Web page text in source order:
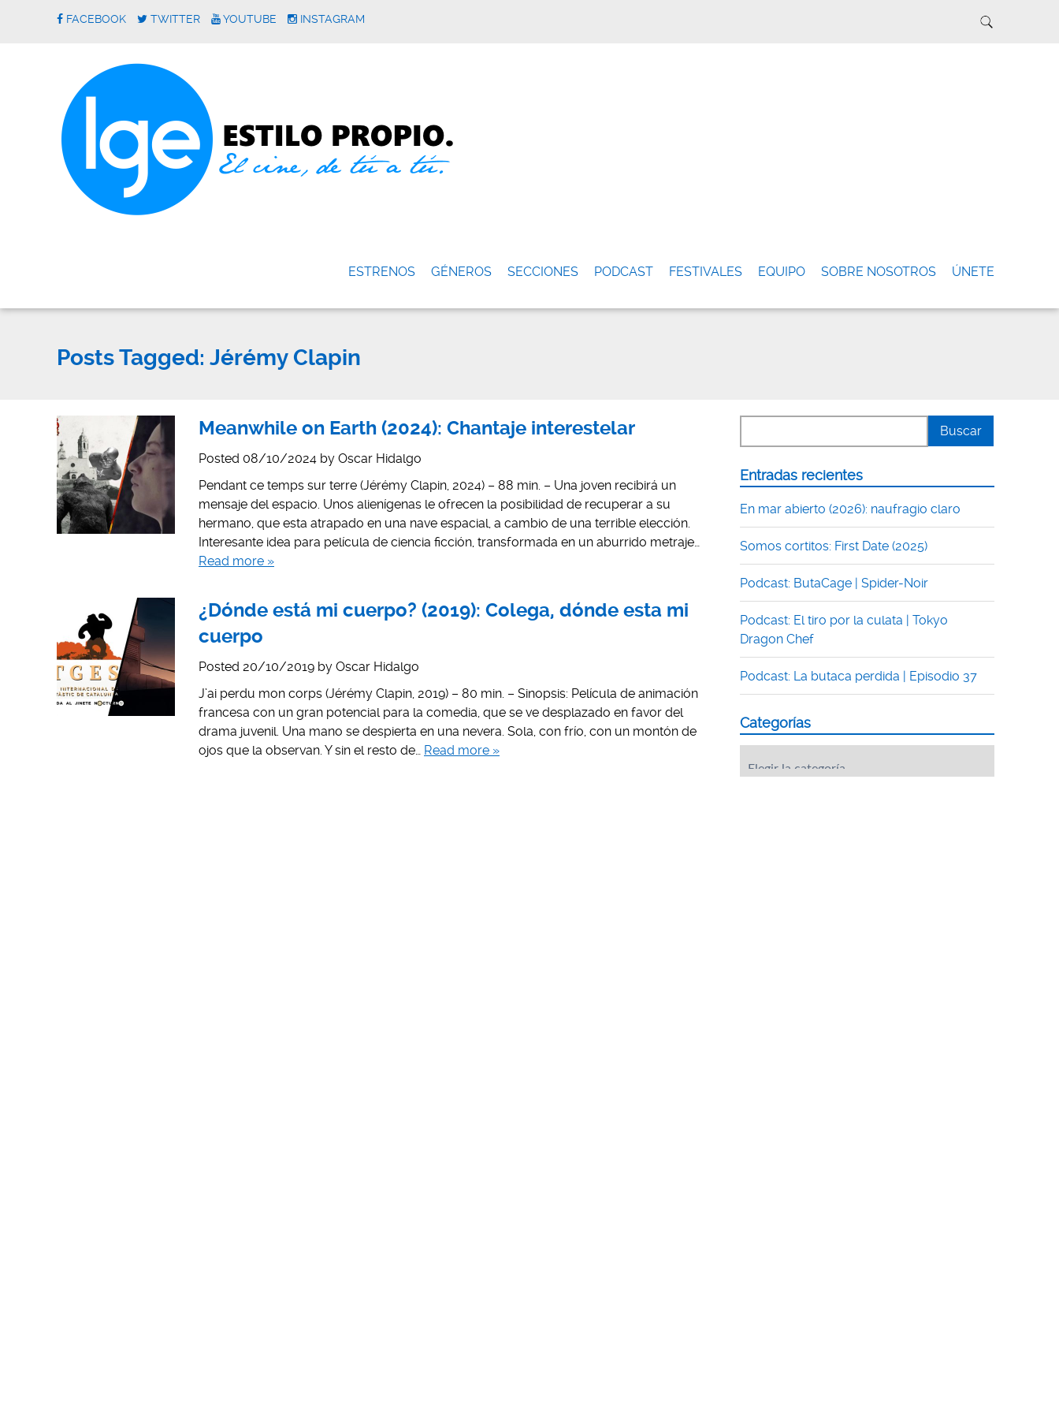
FACEBOOK TWITTER YOUTUBE INSTAGRAM
ESTRENOS GÉNEROS SECCIONES PODCAST FESTIVALES EQUIPO SOBRE NOSOTROS ÚNETE
Posts Tagged: Jérémy Clapin
Meanwhile on Earth (2024): Chantaje interestelar
Posted 08/10/2024 by Oscar Hidalgo
Pendant ce temps sur terre (Jérémy Clapin, 2024) – 88 min. – Una joven recibirá un
mensaje del espacio. Unos alienígenas le ofrecen la posibilidad de recuperar a su
hermano, que esta atrapado en una nave espacial, a cambio de una terrible elección.
Interesante idea para película de ciencia ficción, transformada en un aburrido metraje…
Read more »
¿Dónde está mi cuerpo? (2019): Colega, dónde esta mi
cuerpo
Posted 20/10/2019 by Oscar Hidalgo
J’ai perdu mon corps (Jérémy Clapin, 2019) – 80 min. – Sinopsis: Película de animación
francesa con un gran potencial para la comedia, que se ve desplazado en favor del
drama juvenil. Una mano se despierta en una nevera. Sola, con frío, con un montón de
ojos que la observan. Y sin el resto de… Read more »
Entradas recientes
En mar abierto (2026): naufragio claro
Somos cortitos: First Date (2025)
Podcast: ButaCage | Spider-Noir
Podcast: El tiro por la culata | Tokyo
Dragon Chef
Podcast: La butaca perdida | Episodio 37
Categorías